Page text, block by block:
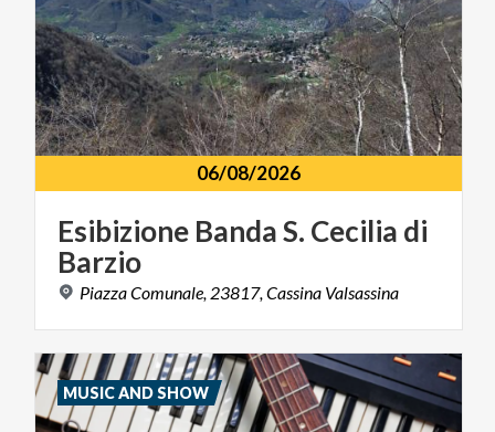
06/08/2026
Esibizione BandaS. Cecilia di
Barzio
PiazzaComunale, 23817,Cassina Valsassina
MUSIC AND SHOW